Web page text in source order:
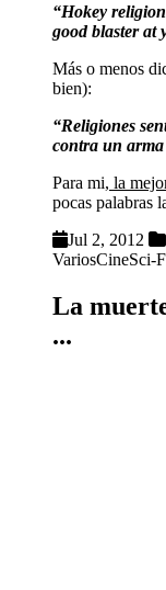
“Hokey
good blaster at
Más o menos
bien):
“Religiones
contra un
Para mi, la
pocas palabras
Jul 2, 2012
VariosCineSci-
La
...